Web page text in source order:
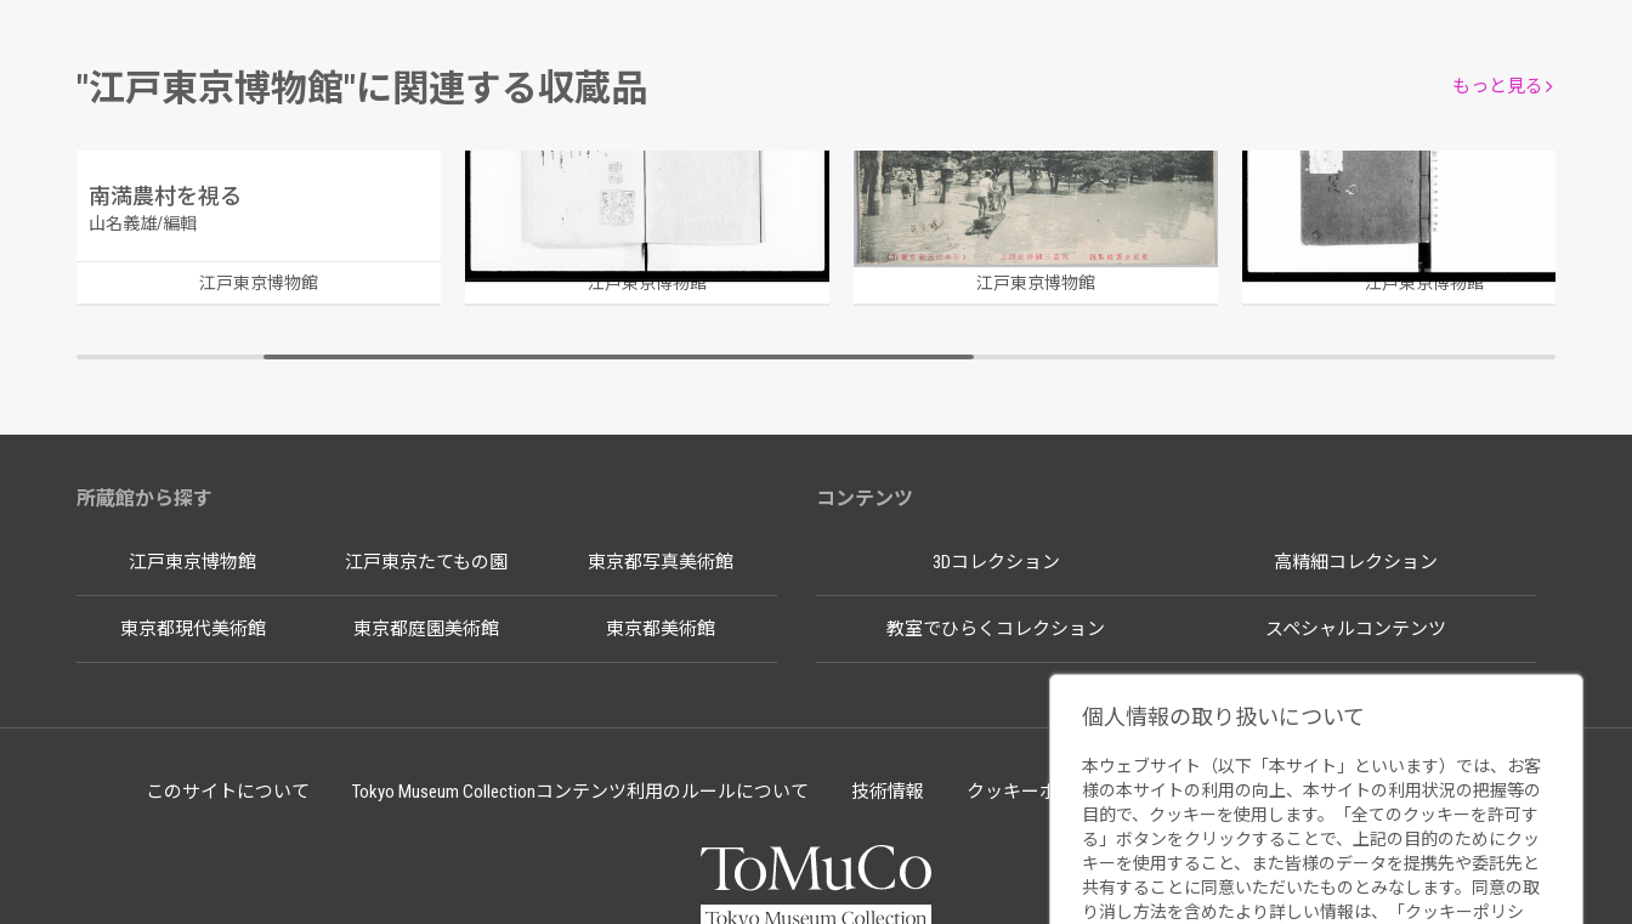
"江戸東京博物館"に関連する収蔵品
南満農村を視る
山名義雄/編輯
江戸東京博物館
大政三秘録 十一
江戸東京博物館
東京水害地実況 向島三囲神社附近
日本橋三新堂
江戸東京博物館
地方竹馬集
江戸東京博物館
もっと見る
所蔵館から探す
江戸東京博物館 江戸東京たてもの園 東京都写真美術館
東京都現代美術館 東京都庭園美術館 東京都美術館
コンテンツ
3Dコレクション 高精細コレクション
教室でひらくコレクション スペシャルコンテンツ
このサイトについて Tokyo Museum Collectionコンテンツ利用のルールについて 技術情報 クッキーポリシー ウェブアクセシビリティ 関連サイト
個人情報の取り扱いについて
本ウェブサイト（以下「本サイト」といいます）では、お客
様の本サイトの利用の向上、本サイトの利用状況の把握等の
目的で、クッキーを使用します。「全てのクッキーを許可す
る」ボタンをクリックすることで、上記の目的のためにクッ
キーを使用すること、また皆様のデータを提携先や委託先と
共有することに同意いただいたものとみなします。同意の取
り消し方法を含めたより詳しい情報は、「 クッキーポリシ